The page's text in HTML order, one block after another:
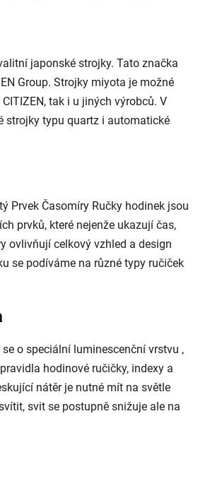
japonské strojky. Tato značka
Group. Strojky miyota je možné
tak i u jiných výrobců. V
strojky typu quartz i automatické
Prvek Časomíry Ručky hodinek jsou
prvků, které nejenže ukazují čas,
ovlivňují celkový vzhled a design
se podíváme na různé typy ručiček
o speciální luminescenční vrstvu ,
hodinové ručičky, indexy a
nátěr je nutné mít na světle
svit se postupně snižuje ale na